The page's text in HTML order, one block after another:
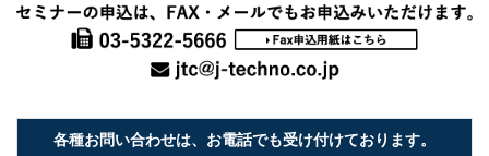
各種お問い合わせは、お電話でも受け付けております。